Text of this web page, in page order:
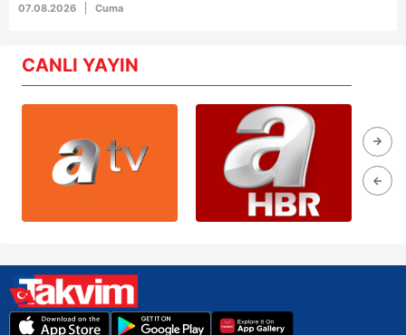
07.08.2026 Cuma
CANLI YAYIN